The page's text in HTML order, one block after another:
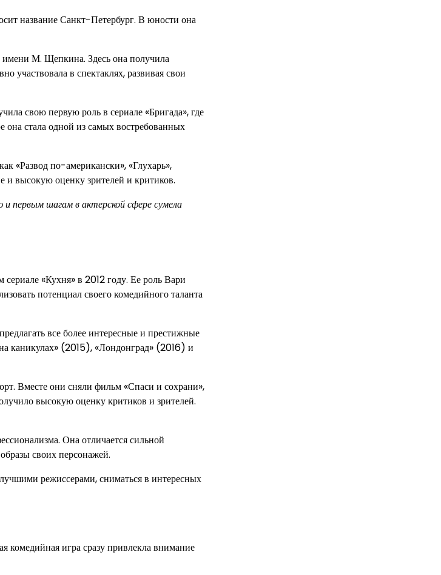
название Санкт-Петербург. В юности она
имени М. Щепкина. Здесь она получила
участвовала в спектаклях, развивая свои
свою первую роль в сериале «Бригада», где
она стала одной из самых востребованных
«Развод по-американски», «Глухарь»,
и высокую оценку зрителей и критиков.
первым шагам в актерской сфере сумела
«Кухня» в 2012 году. Ее роль Вари
потенциал своего комедийного таланта
все более интересные и престижные
каникулах» (2015), «Лондонград» (2016) и
Вместе они сняли фильм «Спаси и сохрани»,
высокую оценку критиков и зрителей.
Она отличается сильной
своих персонажей.
режиссерами, сниматься в интересных
комедийная игра сразу привлекла внимание